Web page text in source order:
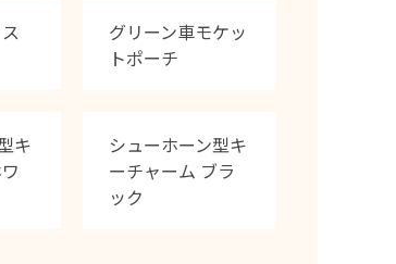
グリーン車モケッ
トポーチ
キ
シューホーン型キ
ーチャーム ブラ
ック